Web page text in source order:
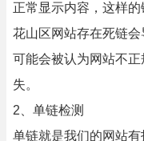
正常显示内容，这样
花山区网站存在死链
可能会被认为网站不
失。
2、单链检测
单链就是我们的网站